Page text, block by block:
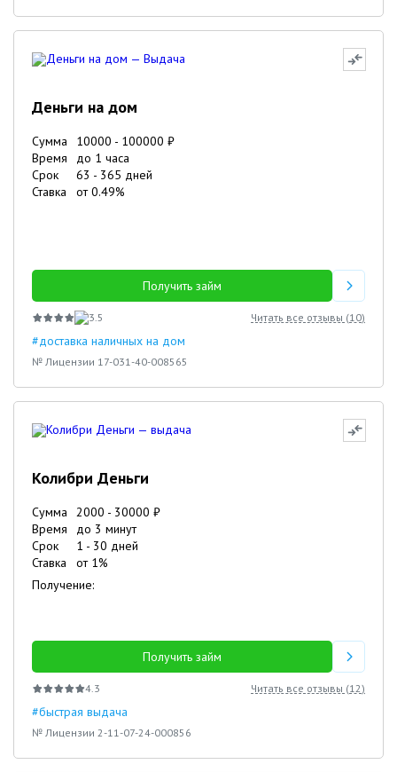
Деньги на дом
Сумма 10000 - 100000 ₽
Время
до 1 часа
Срок
63 - 365 дней
Ставка
от0.49%
Получить займ
3.5 Читать все отзывы (10)
#доставка наличных на дом
№ Лицензии 17-031-40-008565
Колибри Деньги
Сумма 2000 - 30000 ₽
Время
до 3 минут
Срок
1 - 30 дней
Ставка
от 1%
Получение:
Получить займ
4.3 Читать все отзывы (12)
#быстрая выдача
№ Лицензии 2-11-07-24-000856